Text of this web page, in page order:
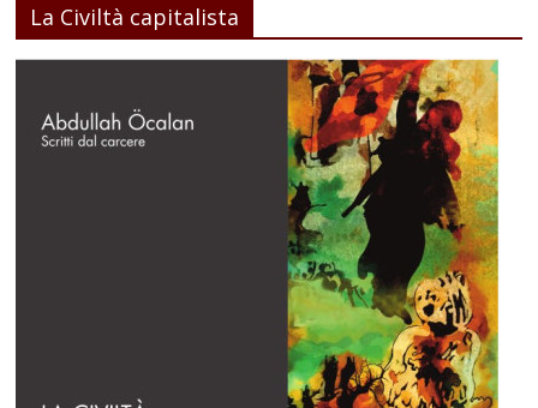
La Civiltà capitalista